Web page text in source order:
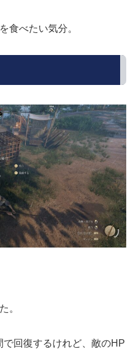
食べたい気分。
。
回復するけれど、敵のHP